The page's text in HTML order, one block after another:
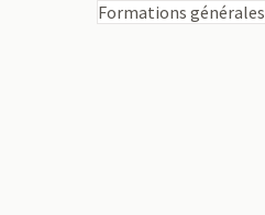
Formations générales